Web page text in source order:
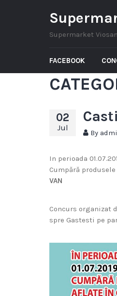
Supermarket
FACEBOOK
02
Jul
By
In perioada
Cumpără
VAN
Concurs organizat
spre Gastesti pe